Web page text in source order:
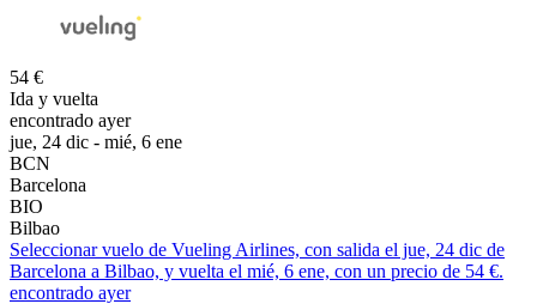
54 €
Ida y vuelta
encontrado ayer
jue, 24 dic - mié, 6 ene
BCN
Barcelona
BIO
Bilbao
Seleccionar vuelo de Vueling Airlines, con salida el jue, 24 dic de
Barcelona a Bilbao, y vuelta el mié, 6 ene, con un precio de 54 €.
encontrado ayer